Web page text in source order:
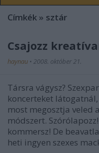
Címkék » sztár
Csajozz
haynau • 2008. október 21.
Társra vágysz?
koncerteket
most megosztja veled
módszert.
kommersz! De
heti ingyen szexes